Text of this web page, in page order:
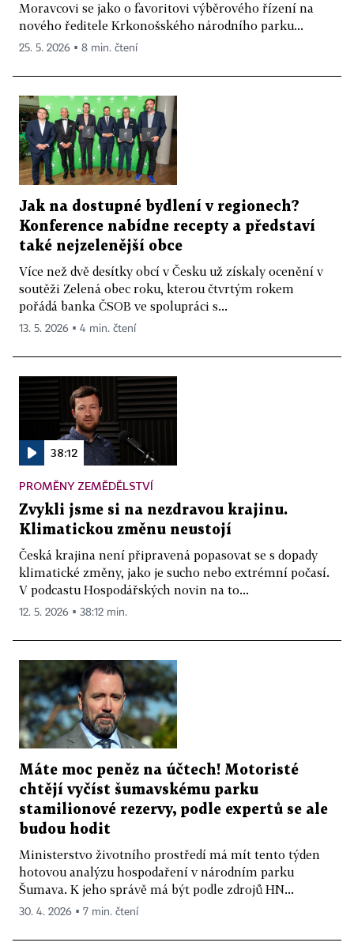
Moravcovi se jako o favoritovi výběrového řízení na
nového ředitele Krkonošského národního parku...
25. 5. 2026 ▪ 8 min. čtení
Jak na dostupné bydlení v regionech?
Konference nabídne recepty a představí
také nejzelenější obce
Více než dvě desítky obcí v Česku už získaly ocenění v
soutěži Zelená obec roku, kterou čtvrtým rokem
pořádá banka ČSOB ve spolupráci s...
13. 5. 2026 ▪ 4 min. čtení
38:12
PROMĚNY ZEMĚDĚLSTVÍ
Zvykli jsme si na nezdravou krajinu.
Klimatickou změnu neustojí
Česká krajina není připravená popasovat se s dopady
klimatické změny, jako je sucho nebo extrémní počasí.
V podcastu Hospodářských novin na to...
12. 5. 2026 ▪ 38:12 min.
Máte moc peněz na účtech! Motoristé
chtějí vyčíst šumavskému parku
stamilionové rezervy, podle expertů se ale
budou hodit
Ministerstvo životního prostředí má mít tento týden
hotovou analýzu hospodaření v národním parku
Šumava. K jeho správě má být podle zdrojů HN...
30. 4. 2026 ▪ 7 min. čtení